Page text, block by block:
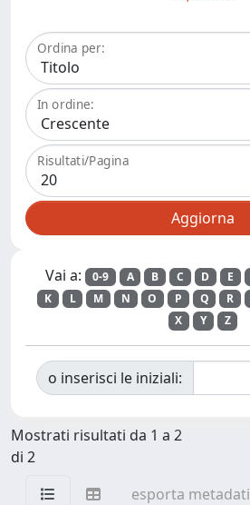
Ordina per:
In ordine:
Risultati/Pagina
Vai a: 0-9 A B C D E
K
L M N O P Q R
X
Y Z
o inserisci le iniziali:
Mostrati risultati da 1 a 2
di 2
esporta metadati